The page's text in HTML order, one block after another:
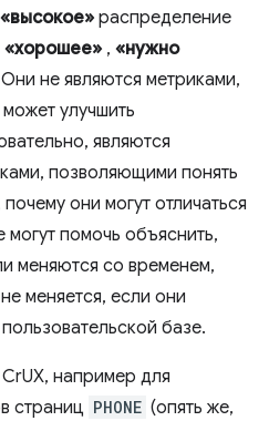
«высокое» распределение
«хорошее» , «нужно
не являются метриками,
улучшить
являются
позволяющими понять
они могут отличаться
помочь объяснить,
меняются со временем,
меняется, если они
базе.
например для
страниц PHONE (опять же,